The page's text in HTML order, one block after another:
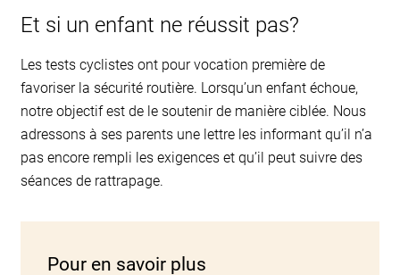
Et si un enfant ne réussit pas?
Les tests cyclistes ont pour vocation première de
favoriser la sécurité routière. Lorsqu’un enfant échoue,
notre objectif est de le soutenir de manière ciblée. Nous
adressons à ses parents une lettre les informant qu’il n’a
pas encore rempli les exigences et qu’il peut suivre des
séances de rattrapage.
Pour en savoir plus